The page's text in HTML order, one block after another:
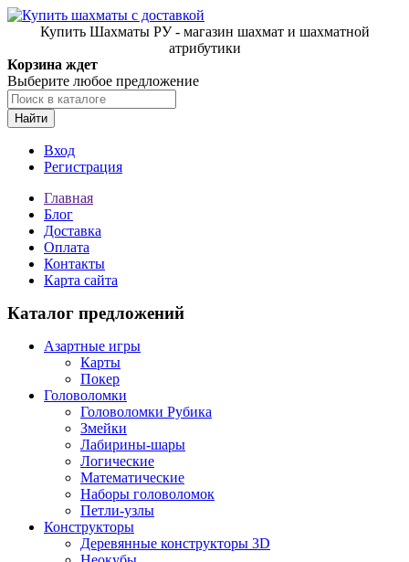
Купить Шахматы РУ - магазин шахмат и шахматной
атрибутики
Корзина ждет
Выберите любое предложение
Найти
Вход
Регистрация
Главная
Блог
Доставка
Оплата
Контакты
Карта сайта
Каталог предложений
Азартные игры
Карты
Покер
Головоломки
Головоломки Рубика
Змейки
Лабирины-шары
Логические
Математические
Наборы головоломок
Петли-узлы
Конструкторы
Деревянные конструкторы 3D